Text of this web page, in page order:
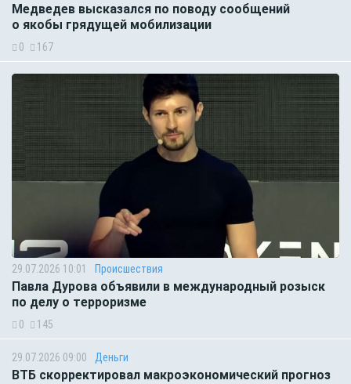
Медведев высказался по поводу сообщений
о якобы грядущей мобилизации
0 167
29.07.2026 10:01 Происшествия
Павла Дурова объявили в международный розыск
по делу о терроризме
0 145
29.07.2026 09:00 Деньги
ВТБ скорректировал макроэкономический прогноз